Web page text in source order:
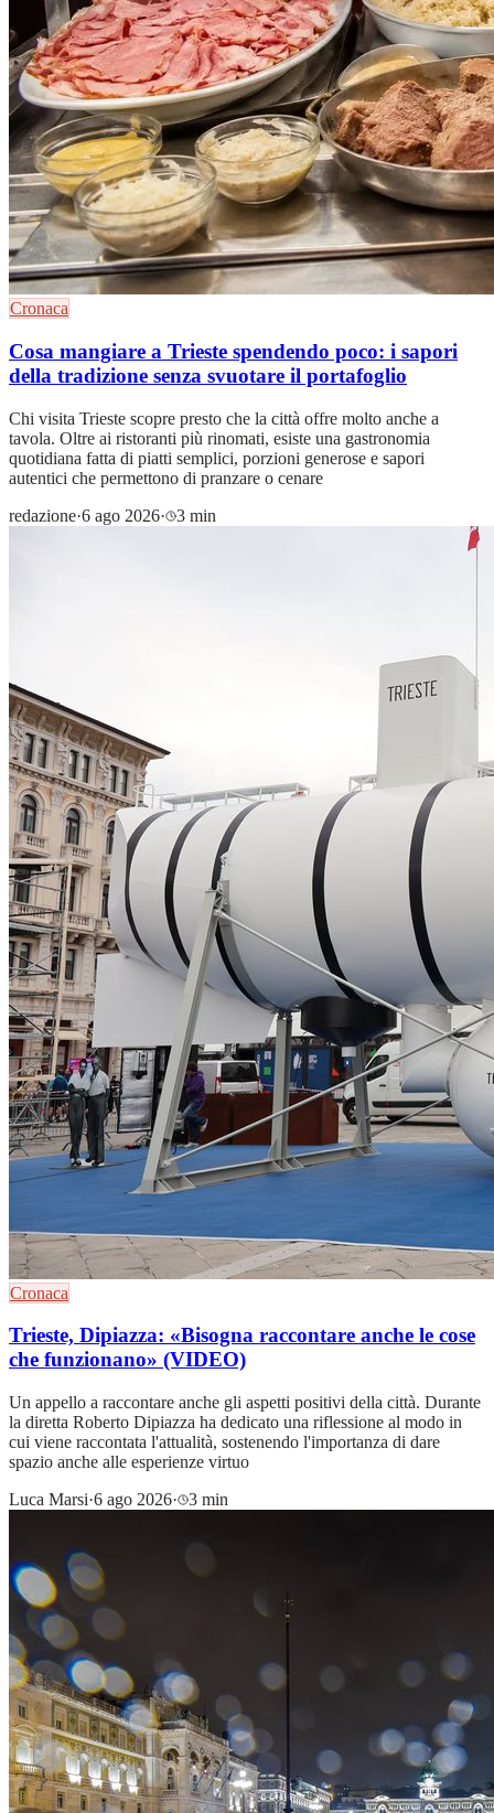
Cronaca
Cosa mangiare a Trieste spendendo poco: i sapori
della tradizione senza svuotare il portafoglio
Chi visita Trieste scopre presto che la città offre molto anche a
tavola. Oltre ai ristoranti più rinomati, esiste una gastronomia
quotidiana fatta di piatti semplici, porzioni generose e sapori
autentici che permettono di pranzare o cenare
redazione·6 ago 2026· 3 min
Cronaca
Trieste, Dipiazza: «Bisogna raccontare anche le cose
che funzionano» (VIDEO)
Un appello a raccontare anche gli aspetti positivi della città. Durante
la diretta Roberto Dipiazza ha dedicato una riflessione al modo in
cui viene raccontata l'attualità, sostenendo l'importanza di dare
spazio anche alle esperienze virtuo
Luca Marsi·6 ago 2026· 3 min